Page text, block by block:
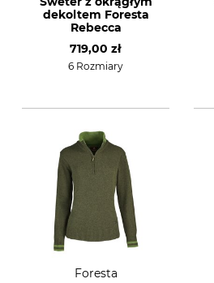
dekoltem Foresta
Rebecca
719,00 zł
6 Rozmiary
Foresta